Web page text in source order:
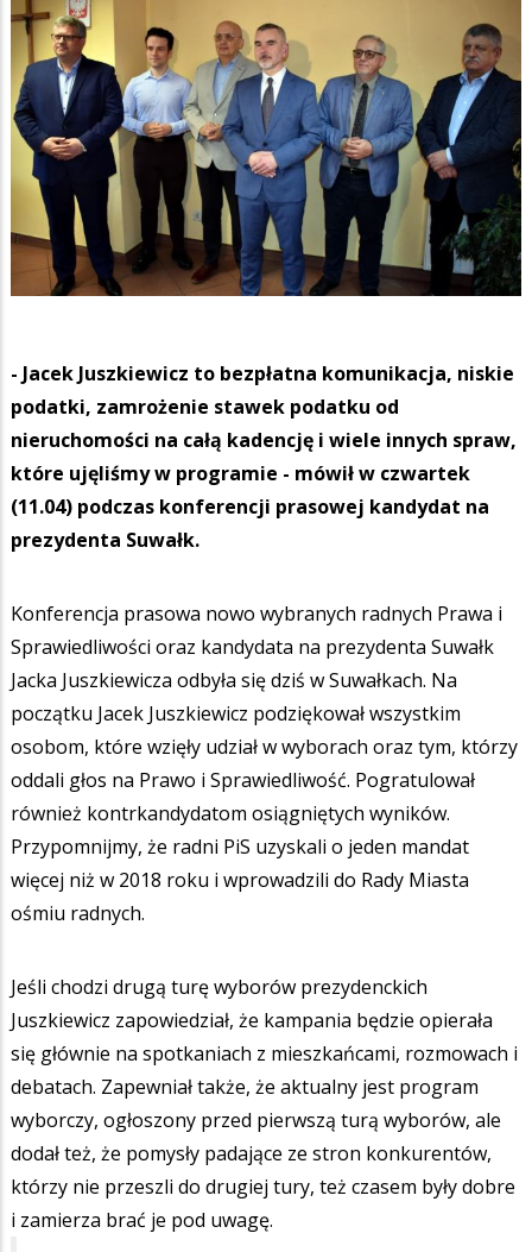
- Jacek Juszkiewicz to bezpłatna komunikacja, niskie
podatki, zamrożenie stawek podatku od
nieruchomości na całą kadencję i wiele innych spraw,
które ujęliśmy w programie - mówił w czwartek
(11.04) podczas konferencji prasowej kandydat na
prezydenta Suwałk.
Konferencja prasowa nowo wybranych radnych Prawa i
Sprawiedliwości oraz kandydata na prezydenta Suwałk
Jacka Juszkiewicza odbyła się dziś w Suwałkach. Na
początku Jacek Juszkiewicz podziękował wszystkim
osobom, które wzięły udział w wyborach oraz tym, którzy
oddali głos na Prawo i Sprawiedliwość. Pogratulował
również kontrkandydatom osiągniętych wyników.
Przypomnijmy, że radni PiS uzyskali o jeden mandat
więcej niż w 2018 roku i wprowadzili do Rady Miasta
ośmiu radnych.
Jeśli chodzi drugą turę wyborów prezydenckich
Juszkiewicz zapowiedział, że kampania będzie opierała
się głównie na spotkaniach z mieszkańcami, rozmowach i
debatach. Zapewniał także, że aktualny jest program
wyborczy, ogłoszony przed pierwszą turą wyborów, ale
dodał też, że pomysły padające ze stron konkurentów,
którzy nie przeszli do drugiej tury, też czasem były dobre
i zamierza brać je pod uwagę.